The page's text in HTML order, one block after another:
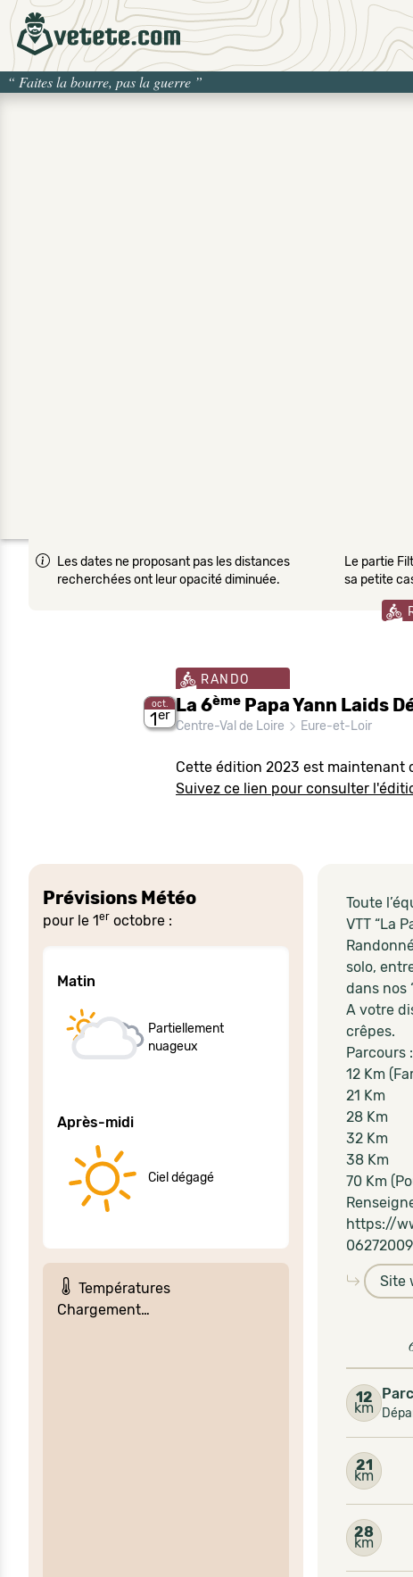
“ Faites la bourre, pas la guerre ”
Les dates ne proposant pas les distances
recherchées ont leur opacité diminuée.
Le partie
sa petite
oct.
1er
RANDO
La 6ème Papa Yann Laids
Centre-Val de Loire Eure-et-Loir
Cette édition 2023 est maintenant
Suivez ce lien pour consulter
Prévisions Météo
pour le 1er octobre :
Matin
Partiellement
nuageux
Après-midi
Ciel dégagé
Températures
Chargement…
Toute
VTT “La
solo,
dans nos
A votre
crêpes.
Parcours :
12 Km
21 Km
28 Km
32 Km
38 Km
70 Km
https://
Site
12
km
21
km
28
km